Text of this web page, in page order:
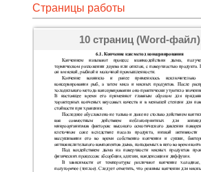
Страницы работы
10 страниц (Word-файл)